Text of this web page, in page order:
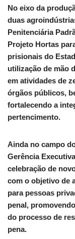
No eixo da
duas
Penitenciária
Projeto Hortas
prisionais do
utilização de mão
em atividades de
órgãos públicos,
fortalecendo a
pertencimento.
Ainda no campo
Gerência
celebração de
com o objetivo de
para pessoas
penal,
do processo de
pena.